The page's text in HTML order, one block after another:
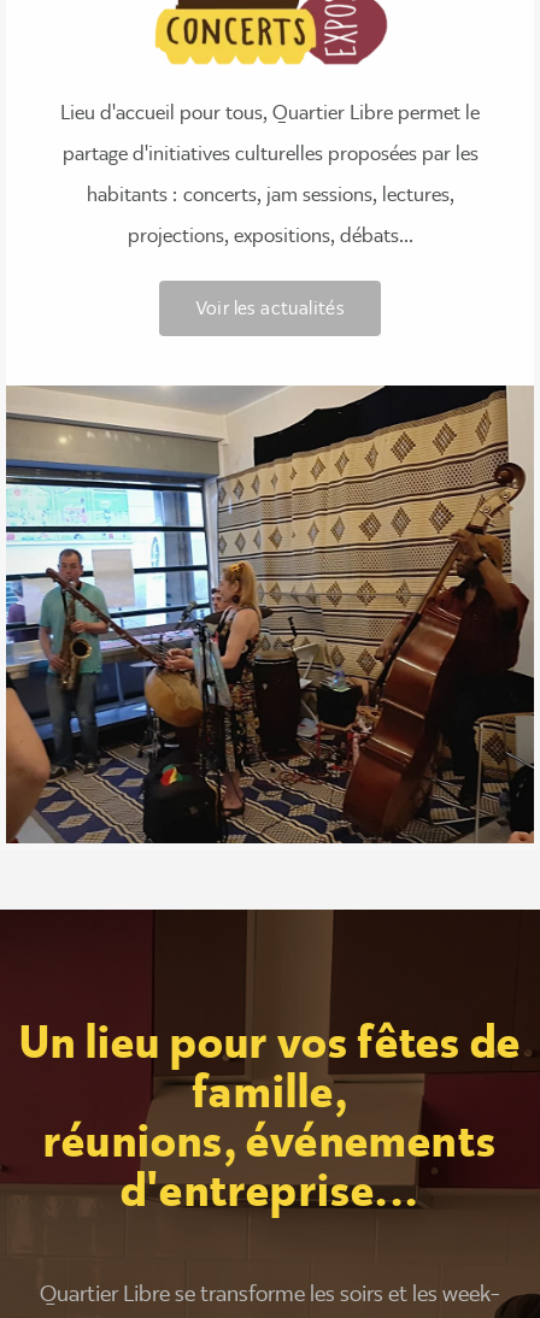
Lieu d'accueil pour tous, Quartier Libre permet le
partage d'initiatives culturelles proposées par les
habitants : concerts, jam sessions, lectures,
projections, expositions, débats...
Voir les actualités
Un lieu pour vos fêtes de
famille,
réunions, événements
d'entreprise...
Quartier Libre se transforme les soirs et les week-